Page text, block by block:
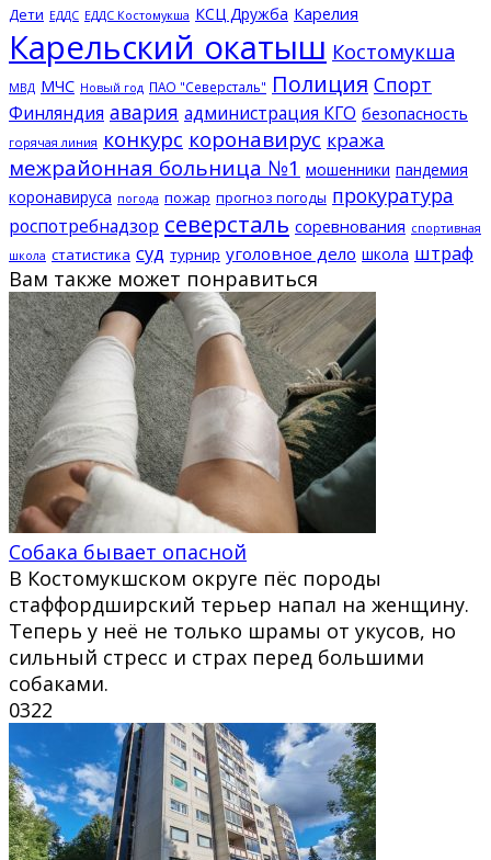
Дети ЕДДС ЕДДС Костомукша КСЦ Дружба Карелия
Карельский окатыш Костомукша
МВД МЧС Новый год ПАО "Северсталь" Полиция Спорт
Финляндия авария администрация КГО безопасность
горячая линия конкурс коронавирус кража
межрайонная больница №1 мошенники пандемия
коронавируса погода пожар прогноз погоды прокуратура
роспотребнадзор северсталь соревнования спортивная
школа статистика суд турнир уголовное дело школа штраф
Вам также может понравиться
Собака бывает опасной
В Костомукшском округе пёс породы
стаффордширский терьер напал на женщину.
Теперь у неё не только шрамы от укусов, но
сильный стресс и страх перед большими
собаками.
0322